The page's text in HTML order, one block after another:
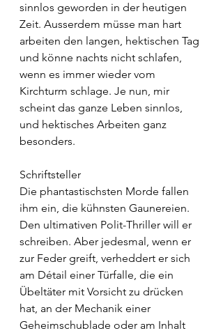
sinnlos geworden in der heutigen
Zeit. Ausserdem müsse man hart
arbeiten den langen, hektischen Tag
und könne nachts nicht schlafen,
wenn es immer wieder vom
Kirchturm schlage. Je nun, mir
scheint das ganze Leben sinnlos,
und hektisches Arbeiten ganz
besonders.
Schriftsteller
Die phantastischsten Morde fallen
ihm ein, die kühnsten Gaunereien.
Den ultimativen Polit-Thriller will er
schreiben. Aber jedesmal, wenn er
zur Feder greift, verheddert er sich
am Détail einer Türfalle, die ein
Übeltäter mit Vorsicht zu drücken
hat, an der Mechanik einer
Geheimschublade oder am Inhalt